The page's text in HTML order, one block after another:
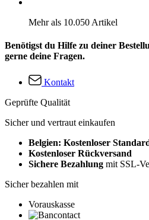
Mehr als 10.050 Artikel
Benötigst du Hilfe zu deiner
gerne deine Fragen.
Kontakt
Geprüfte Qualität
Sicher und vertraut einkaufen
Belgien: Kostenloser
Kostenloser Rückversand
Sichere Bezahlung mit SSL-
Sicher bezahlen mit
Vorauskasse